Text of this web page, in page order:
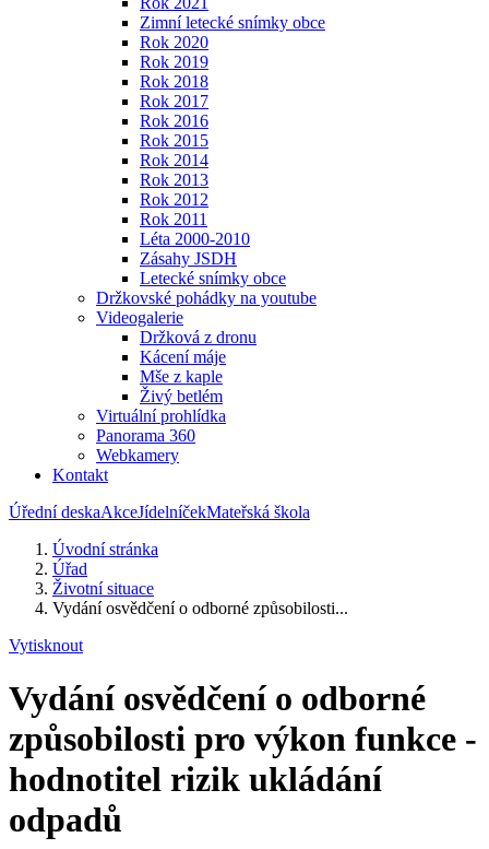
Zimní letecké snímky obce
Rok 2020
Rok 2019
Rok 2018
Rok 2017
Rok 2016
Rok 2015
Rok 2014
Rok 2013
Rok 2012
Rok 2011
Léta 2000-2010
Zásahy JSDH
Letecké snímky obce
Držkovské pohádky na youtube
Videogalerie
Držková z dronu
Kácení máje
Mše z kaple
Živý betlém
Virtuální prohlídka
Panorama 360
Webkamery
Kontakt
Úřední deskaAkceJídelníčekMateřská škola
Úvodní stránka
Úřad
Životní situace
Vydání osvědčení o odborné způsobilosti...
Vytisknout
Vydání osvědčení o odborné
způsobilosti pro výkon funkce -
hodnotitel rizik ukládání
odpadů